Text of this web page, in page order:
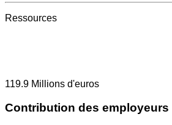
Ressources
119.9 Millions d'euros
Contribution des employeurs